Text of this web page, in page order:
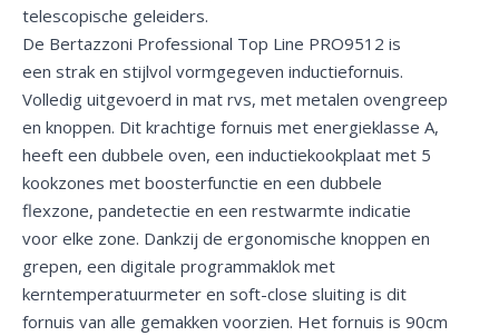
telescopische geleiders.
De Bertazzoni Professional Top Line PRO9512 is
een strak en stijlvol vormgegeven inductiefornuis.
Volledig uitgevoerd in mat rvs, met metalen ovengreep
en knoppen. Dit krachtige fornuis met energieklasse A,
heeft een dubbele oven, een inductiekookplaat met 5
kookzones met boosterfunctie en een dubbele
flexzone, pandetectie en een restwarmte indicatie
voor elke zone. Dankzij de ergonomische knoppen en
grepen, een digitale programmaklok met
kerntemperatuurmeter en soft-close sluiting is dit
fornuis van alle gemakken voorzien. Het fornuis is 90cm